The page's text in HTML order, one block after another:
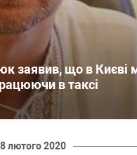
заявив, що в Києві
в таксі
лютого 2020